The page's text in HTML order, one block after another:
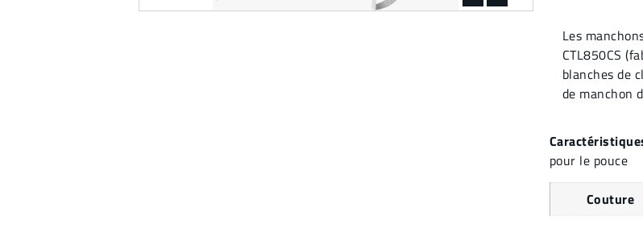
Les
CTL850CS
blanches de
de manchon
pour le pouce
Couture